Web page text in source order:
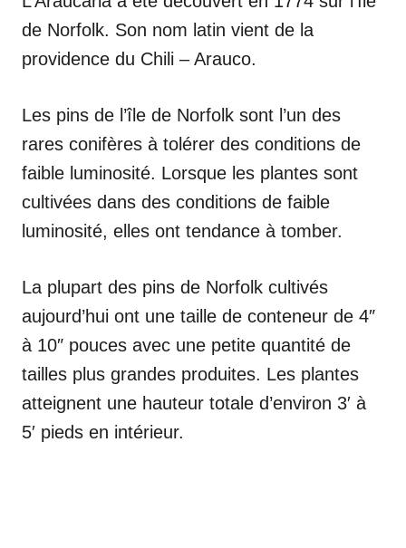
de Norfolk. Son nom latin vient de la
providence du Chili – Arauco.
Les pins de l’île de Norfolk sont l’un des
rares conifères à tolérer des conditions de
faible luminosité. Lorsque les plantes sont
cultivées dans des conditions de faible
luminosité, elles ont tendance à tomber.
La plupart des pins de Norfolk cultivés
aujourd’hui ont une taille de conteneur de 4″
à 10″ pouces avec une petite quantité de
tailles plus grandes produites. Les plantes
atteignent une hauteur totale d’environ 3′ à
5′ pieds en intérieur.